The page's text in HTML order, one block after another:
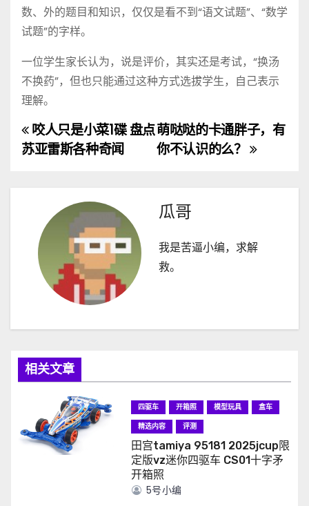
数、外的题目和知识，仅仅是看不到“语文试题”、“数学
试题”的字样。
一位学生家长认为，说是评价，其实还是考试，“换汤
不换药”，但也只能通过这种方式选拔学生，自己表示
理解。
文
章
萌哒哒的卡通胖子，有
你不认识的么？
咬人只是小菜1碟 盘点
苏亚雷斯各种奇闻
瓜哥
我是苦逼小编，求解
救。
相关文章
四驱车 开箱照 模型玩具
盒车
精选内容
评测
田宫tamiya 95181 2025jcup限
定版vz迷你四驱车 CS01十字矛
开箱照
5号小编